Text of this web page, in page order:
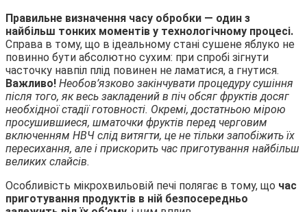
Правильне визначення часу обробки — один з
найбільш тонких моментів у технологічному процесі.
Справа в тому, що в ідеальному стані сушене яблуко не
повинно бути абсолютно сухим: при спробі зігнути
часточку навпіл плід повинен не ламатися, а гнутися.
Важливо! Необов’язково закінчувати процедуру сушіння
після того, як весь закладений в піч обсяг фруктів досяг
необхідної стадії готовності. Окремі, достатньою мірою
просушившиеся, шматочки фруктів перед черговим
включенням НВЧ слід витягти, це не тільки запобіжить їх
пересихання, але і прискорить час приготування найбільш
великих слайсів.
Особливість мікрохвильовій печі полягає в тому, що час
приготування продуктів в ній безпосередньо